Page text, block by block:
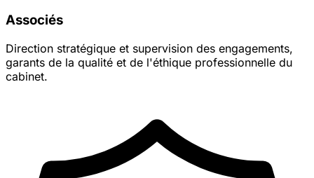
Associés
Direction stratégique et supervision des engagements,
garants de la qualité et de l'éthique professionnelle du
cabinet.